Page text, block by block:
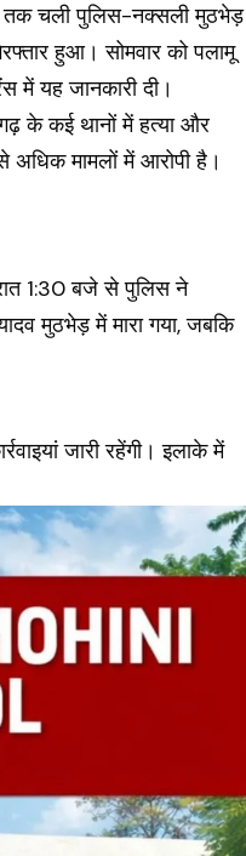
तक चली पुलिस-नक्सली मुठभेड़
हुआ। सोमवार को पलामू
में यह जानकारी दी।
के कई थानों में हत्या और
अधिक मामलों में आरोपी है।
रात 1:30 बजे से पुलिस ने
मुठभेड़ में मारा गया, जबकि
जारी रहेंगी। इलाके में